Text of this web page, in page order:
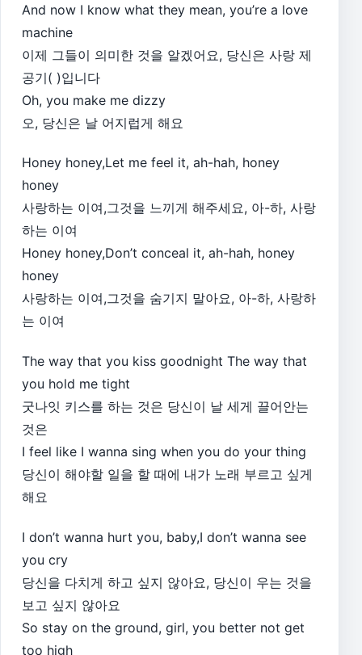
And now I know what they mean, you’re a love
machine
이제 그들이 의미한 것을 알겠어요, 당신은 사랑 제
공기( )입니다
Oh, you make me dizzy
오, 당신은 날 어지럽게 해요
Honey honey,Let me feel it, ah-hah, honey
honey
사랑하는 이여,그것을 느끼게 해주세요, 아-하, 사랑
하는 이여
Honey honey,Don’t conceal it, ah-hah, honey
honey
사랑하는 이여,그것을 숨기지 말아요, 아-하, 사랑하
는 이여
The way that you kiss goodnight The way that
you hold me tight
굿나잇 키스를 하는 것은 당신이 날 세게 끌어안는
것은
I feel like I wanna sing when you do your thing
당신이 해야할 일을 할 때에 내가 노래 부르고 싶게
해요
I don’t wanna hurt you, baby,I don’t wanna see
you cry
당신을 다치게 하고 싶지 않아요, 당신이 우는 것을
보고 싶지 않아요
So stay on the ground, girl, you better not get
too high